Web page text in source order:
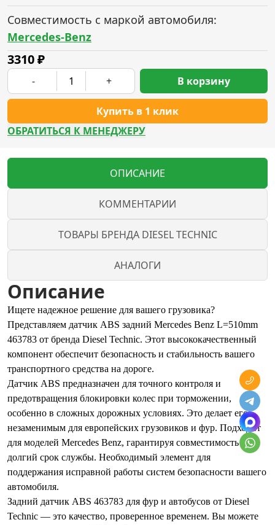
Совместимость с маркой автомобиля:
Mercedes-Benz
3310₽
- +
Купить в 1 клик
В корзину
ОБРАТИТЬСЯ К МЕНЕДЖЕРУ
ОПИСАНИЕ
КОММЕНТАРИИ
ТОВАРЫ БРЕНДА DIESEL TECHNIC
АНАЛОГИ
Описание
Ищете надежное решение для вашего грузовика?
Представляем датчик ABS задний Mercedes Benz L=510mm
463783 от бренда Diesel Technic. Этот высококачественный
компонент обеспечит безопасность и стабильность вашего
транспортного средства на дороге.
Датчик ABS предназначен для точного контроля и
предотвращения блокировки колес при торможении,
особенно в сложных дорожных условиях. Это делает его
незаменимым для европейских грузовиков и фур. Подходит
для моделей Mercedes Benz, гарантируя совместимость и
долгий срок службы. Необходимый элемент для
поддержания исправной работы систем безопасности вашего
автомобиля.
Задний датчик ABS 463783 для фур и автобусов от Diesel
Technic — это качество, проверенное временем. Вы можете